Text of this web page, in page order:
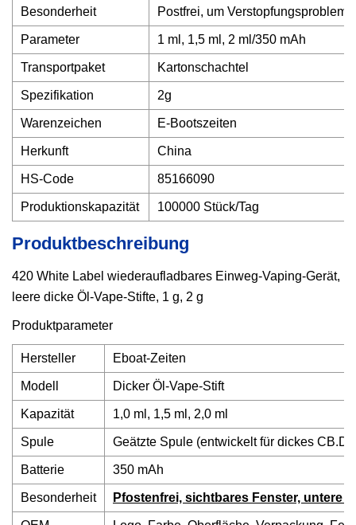
Besonderheit Postfrei, um
Parameter 1 ml, 1,5 ml, 2 ml/350 mAh
Transportpaket Kartonschachtel
Spezifikation 2g
Warenzeichen E-Bootszeiten
Herkunft China
HS-Code 85166090
Produktionskapazität 100000 Stück/Tag
Produktbeschreibung
420 White Label wiederaufladbares Einweg-Vaping-Gerät,
leere dicke Öl-Vape-Stifte, 1 g, 2 g
Produktparameter
Hersteller Eboat-Zeiten
Modell Dicker Öl-Vape-Stift
Kapazität 1,0 ml, 1,5 ml, 2,0 ml
Spule Geätzte Spule (entwickelt für dickes
Batterie 350 mAh
Besonderheit Pfostenfrei, sichtbares Fenster, untere